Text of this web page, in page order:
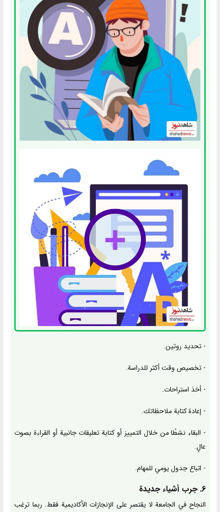
- تحديد روتين.
- تخصيص وقت أكثر للدراسة.
- أخذ استراحات.
- إعادة كتابة ملاحظاتك.
- البقاء نشطًا من خلال التمييز أو كتابة تعليقات جانبية أو القراءة بصوت
عالٍ.
- اتباع جدول يومي للمهام.
6. جرب أشياء جديدة
النجاح في الجامعة لا يقتصر على الإنجازات الأكاديمية فقط. ربما ترغب